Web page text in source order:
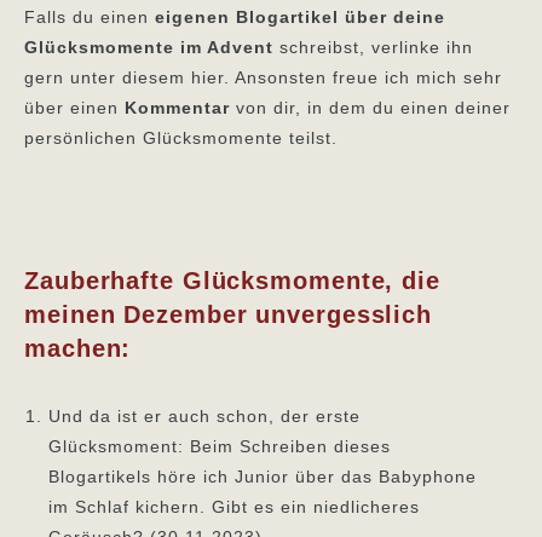
Falls du einen eigenen Blogartikel über deine
Glücksmomente im Advent schreibst, verlinke ihn
gern unter diesem hier. Ansonsten freue ich mich sehr
über einen Kommentar von dir, in dem du einen deiner
persönlichen Glücksmomente teilst.
Zauberhafte Glücksmomente, die
meinen Dezember unvergesslich
machen:
Und da ist er auch schon, der erste
Glücksmoment: Beim Schreiben dieses
Blogartikels höre ich Junior über das Babyphone
im Schlaf kichern. Gibt es ein niedlicheres